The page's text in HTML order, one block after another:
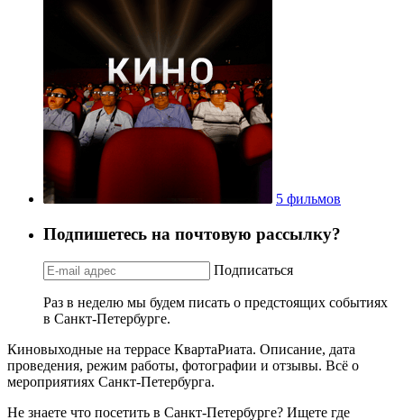
5 фильмов
Подпишетесь на почтовую рассылку?
Подписаться
Раз в неделю мы будем писать о предстоящих событиях
в Санкт-Петербурге.
Киновыходные на террасе КвартаРиата. Описание, дата
проведения, режим работы, фотографии и отзывы. Всё о
мероприятиях Санкт-Петербурга.
Не знаете что посетить в Санкт-Петербурге? Ищете где